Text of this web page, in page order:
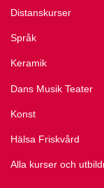
Distanskurser
Språk
Keramik
Dans Musik Teater
Konst
Hälsa Friskvård
Alla kurser och